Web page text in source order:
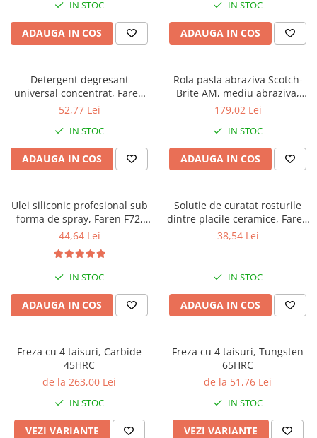
IN STOC
ADAUGA IN COS
IN STOC
ADAUGA IN COS
Detergent degresant
universal concentrat, Faren
100 USI, 1l
52,77 Lei
IN STOC
ADAUGA IN COS
Rola pasla abraziva Scotch-
Brite AM, mediu abraziva,
100mm x 10m
179,02 Lei
IN STOC
ADAUGA IN COS
Ulei siliconic profesional sub
forma de spray, Faren F72,
400ml
44,64 Lei
IN STOC
ADAUGA IN COS
Solutie de curatat rosturile
dintre placile ceramice, Faren
Marbrek, 500ml
38,54 Lei
IN STOC
ADAUGA IN COS
Freza cu 4 taisuri, Carbide
45HRC
de la 263,00 Lei
IN STOC
VEZI VARIANTE
Freza cu 4 taisuri, Tungsten
65HRC
de la 51,76 Lei
IN STOC
VEZI VARIANTE